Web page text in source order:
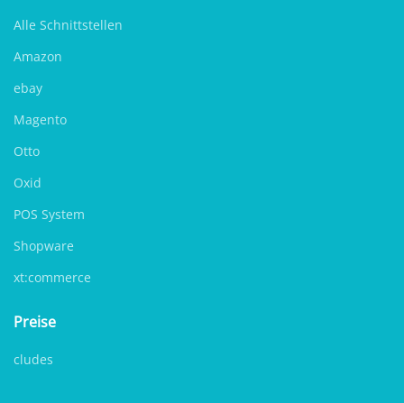
Alle Schnittstellen
Amazon
ebay
Magento
Otto
Oxid
POS System
Shopware
xt:commerce
Preise
cludes